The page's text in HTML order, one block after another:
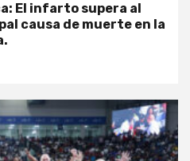
El infarto supera al
causa de muerte en la